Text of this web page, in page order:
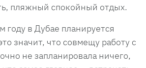
пляжный спокойный отдых.
году в Дубае планируется
значит, что совмещу работу с
не запланировала ничего,